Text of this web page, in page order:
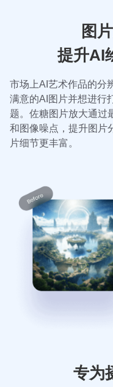
图
提升AI
市场上AI艺术作品的分
满意的AI图片并想进行
题。佐糖图片放大通过
和图像噪点，提升图片
片细节更丰富。
专为